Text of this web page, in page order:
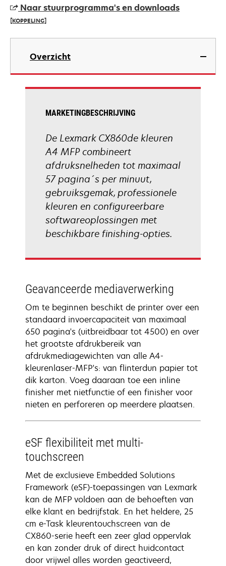
new
tab
Naar stuurprogramma's en downloads
[KOPPELING]
opens
new
Overzicht
MARKETINGBESCHRIJVING
De Lexmark CX860de kleuren
A4 MFP combineert
afdruksnelheden tot maximaal
57 pagina´s per minuut,
gebruiksgemak, professionele
kleuren en configureerbare
softwareoplossingen met
beschikbare finishing-opties.
Geavanceerde mediaverwerking
Om te beginnen beschikt de printer over een
standaard invoercapaciteit van maximaal
650 pagina's (uitbreidbaar tot 4500) en over
het grootste afdrukbereik van
afdrukmediagewichten van alle A4-
kleurenlaser-MFP's: van flinterdun papier tot
dik karton. Voeg daaraan toe een inline
finisher met nietfunctie of een finisher voor
nieten en perforeren op meerdere plaatsen.
eSF flexibiliteit met multi-
touchscreen
Met de exclusieve Embedded Solutions
Framework (eSF)-toepassingen van Lexmark
kan de MFP voldoen aan de behoeften van
elke klant en bedrijfstak. En het heldere, 25
cm e-Task kleurentouchscreen van de
CX860-serie heeft een zeer glad oppervlak
en kan zonder druk of direct huidcontact
door vrijwel alles worden geactiveerd,